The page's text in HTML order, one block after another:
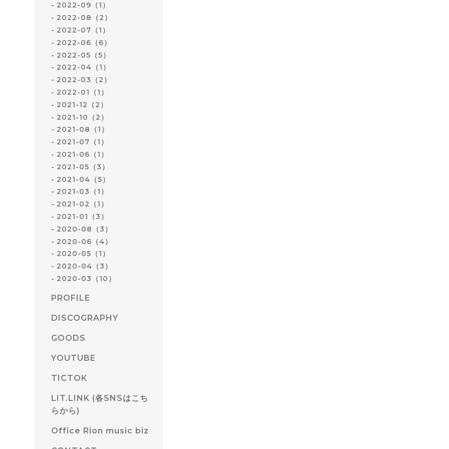
2022-09（1）
2022-08（2）
2022-07（1）
2022-06（6）
2022-05（5）
2022-04（1）
2022-03（2）
2022-01（1）
2021-12（2）
2021-10（2）
2021-08（1）
2021-07（1）
2021-06（1）
2021-05（3）
2021-04（5）
2021-03（1）
2021-02（1）
2021-01（3）
2020-08（3）
2020-06（4）
2020-05（1）
2020-04（3）
2020-03（10）
PROFILE
DISCOGRAPHY
GOODS
YOUTUBE
TICTOK
LIT.LINK (各SNSはこち
らから)
Office Rion music biz